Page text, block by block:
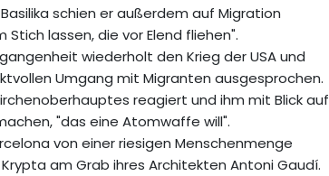
schien er außerdem auf Migration
lassen, die vor Elend fliehen".
wiederholt den Krieg der USA und
Umgang mit Migranten ausgesprochen.
reagiert und ihm mit Blick auf
"das eine Atomwaffe will".
von einer riesigen Menschenmenge
am Grab ihres Architekten Antoni Gaudí.